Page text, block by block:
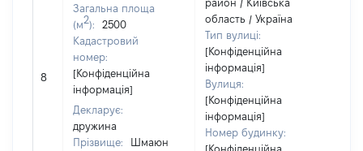
8
Загальна площа
(м2):
2500
Кадастровий
номер:
[Конфіденційна
інформація]
Декларує:
дружина
Прізвище:
Шмаюн
район / Київська
область / Україна
Тип вулиці:
[Конфіденційна
інформація]
Вулиця:
[Конфіденційна
інформація]
Номер будинку:
[Конфіденційна